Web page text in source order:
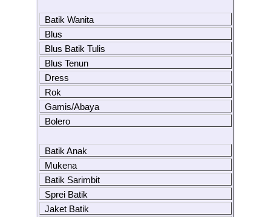
Batik Wanita
Blus
Blus Batik Tulis
Blus Tenun
Dress
Rok
Gamis/Abaya
Bolero
Batik Anak
Mukena
Batik Sarimbit
Sprei Batik
Jaket Batik